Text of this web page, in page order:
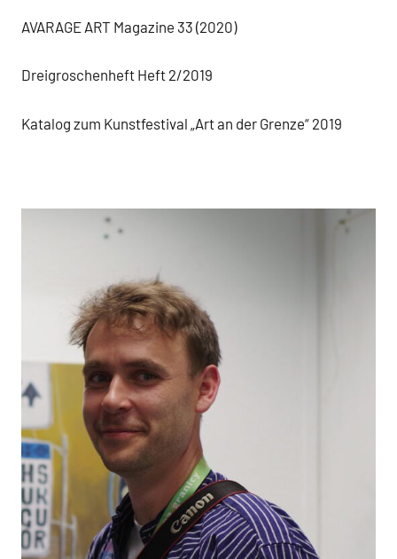
AVARAGE ART Magazine 33 (2020)
Dreigroschenheft Heft 2/2019
Katalog zum Kunstfestival „Art an der Grenze“ 2019